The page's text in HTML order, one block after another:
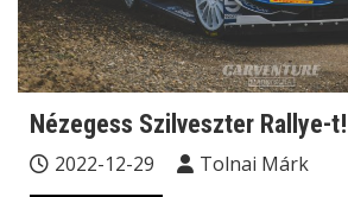
Nézegess Szilveszter Rallye-t!
2022-12-29 Tolnai Márk